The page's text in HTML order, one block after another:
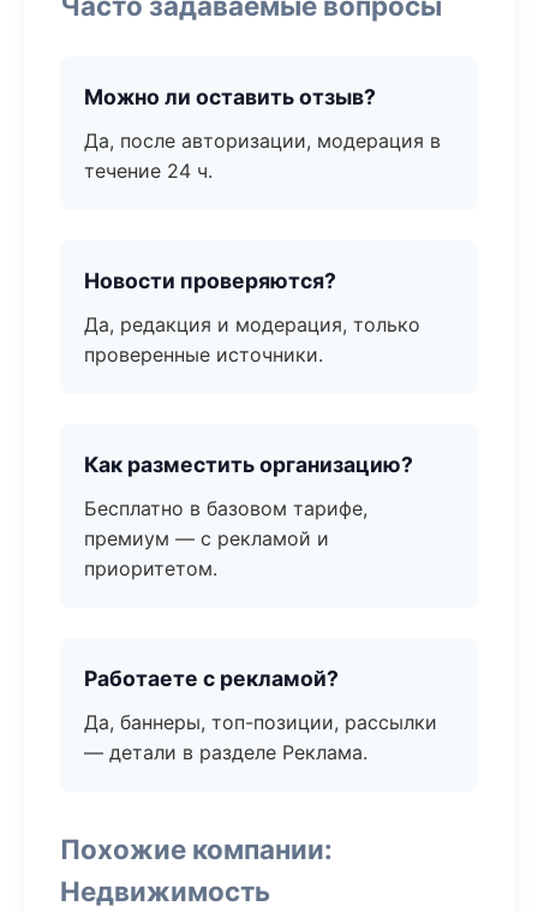
Можно ли оставить отзыв?
Да, после авторизации, модерация в
течение 24 ч.
Новости проверяются?
Да, редакция и модерация, только
проверенные источники.
Как разместить организацию?
Бесплатно в базовом тарифе,
премиум — с рекламой и
приоритетом.
Работаете с рекламой?
Да, баннеры, топ-позиции, рассылки
— детали в разделе Реклама.
Похожие компании:
Недвижимость